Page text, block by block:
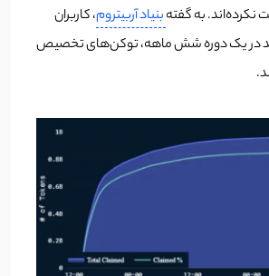
نکرده‌اند. به گفتهبنیاد آربیتروم، کاربران
در یک دوره شش ماهه، توکن‌های تخصیص